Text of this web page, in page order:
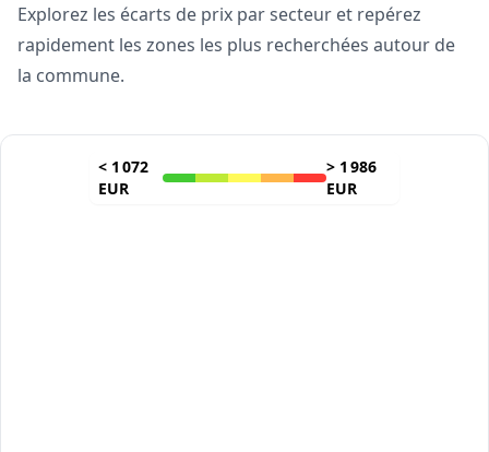
Explorez les écarts de prix par secteur et repérez
rapidement les zones les plus recherchées autour de
la commune.
< 1 072
EUR
> 1 986
EUR